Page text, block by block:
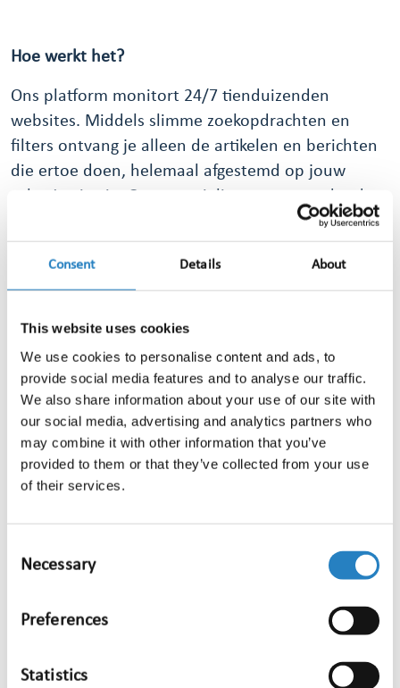
Consent Details About
This website uses cookies
We use cookies to personalise content and ads, to
provide social media features and to analyse our traffic.
We also share information about your use of our site with
our social media, advertising and analytics partners who
may combine it with other information that you’ve
provided to them or that they’ve collected from your use
of their services.
Selection
Necessary
Preferences
Statistics
Hoe werkt het?
Ons platform monitort 24/7 tienduizenden
websites. Middels slimme zoekopdrachten en
filters ontvang je alleen de artikelen en berichten
die ertoe doen, helemaal afgestemd op jouw
standaard scraping: wij signaleren trends,
sentiment en nieuwsbewegingen.
Alle gevonden webartikelen zijn direct terug te
een screendump van het artikel, de platte tekst én
een rechtstreekse link naar het artikel op de
originele website, zodat je altijd het volledige
beeld hebt. Dankzij onze licentie-afspraken met
rechtenhouders monitoren we bovendien de
meeste premium artikelen van achter
betaalmuren; zo mis je ook geen exclusief nieuws.
Wat levert het op?
Je mist nooit meer een belangrijke online